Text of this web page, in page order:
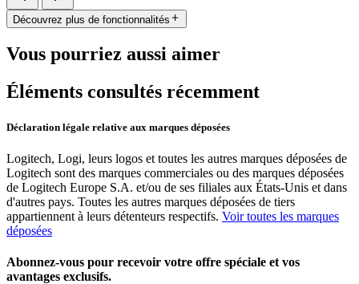
Découvrez plus de fonctionnalités
Vous pourriez aussi aimer
Éléments consultés récemment
Déclaration légale relative aux marques déposées
Logitech, Logi, leurs logos et toutes les autres marques déposées de
Logitech sont des marques commerciales ou des marques déposées
de Logitech Europe S.A. et/ou de ses filiales aux États-Unis et dans
d'autres pays. Toutes les autres marques déposées de tiers
appartiennent à leurs détenteurs respectifs. Voir toutes les marques
déposées
Abonnez-vous pour recevoir votre offre spéciale et vos
avantages exclusifs.